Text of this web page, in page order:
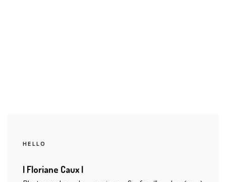
HELLO
| Floriane Caux |